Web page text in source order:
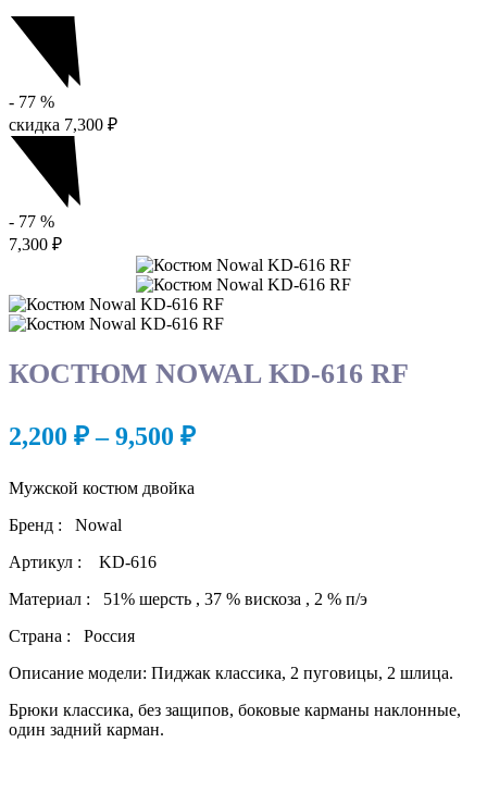
- 77 %
скидка 7,300 ₽
- 77 %
7,300 ₽
КОСТЮМ NOWAL KD-616 RF
2,200 ₽ – 9,500 ₽Диапазон
Мужской костюм двойка
Бренд : Nowal
Aртикул : KD-616
Материал : 51% шерсть , 37 % вискоза , 2 % п/э
Страна : Россия
Описание модели: Пиджак классика, 2 пуговицы, 2 шлица.
Брюки классика, без защипов, боковые карманы наклонные,
один задний карман.